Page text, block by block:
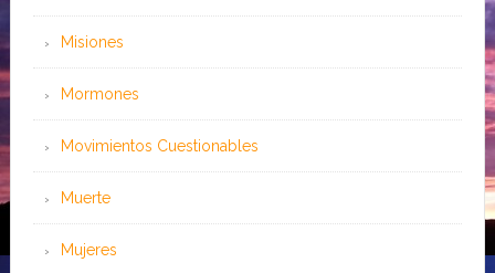
Misiones
Mormones
Movimientos Cuestionables
Muerte
Mujeres